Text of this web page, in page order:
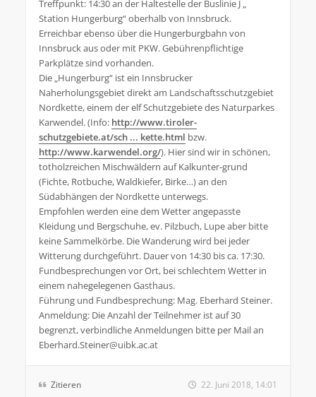
Treffpunkt: 14:30 an der Haltestelle der Buslinie J „
Station Hungerburg“ oberhalb von Innsbruck.
Erreichbar ebenso über die Hungerburgbahn von
Innsbruck aus oder mit PKW. Gebührenpflichtige
Parkplätze sind vorhanden.
Die „Hungerburg“ ist ein Innsbrucker
Naherholungsgebiet direkt am Landschaftsschutzgebiet
Nordkette, einem der elf Schutzgebiete des Naturparkes
Karwendel. (Info: http://www.tiroler-
schutzgebiete.at/sch ... kette.html bzw.
http://www.karwendel.org/). Hier sind wir in schönen,
totholzreichen Mischwäldern auf Kalkunter-grund
(Fichte, Rotbuche, Waldkiefer, Birke…) an den
Südabhängen der Nordkette unterwegs.
Empfohlen werden eine dem Wetter angepasste
Kleidung und Bergschuhe, ev. Pilzbuch, Lupe aber bitte
keine Sammelkörbe. Die Wanderung wird bei jeder
Witterung durchgeführt. Dauer von 14:30 bis ca. 17:30.
Fundbesprechungen vor Ort, bei schlechtem Wetter in
einem nahegelegenen Gasthaus.
Führung und Fundbesprechung: Mag. Eberhard Steiner.
Anmeldung: Die Anzahl der Teilnehmer ist auf 30
begrenzt, verbindliche Anmeldungen bitte per Mail an
Eberhard.Steiner@uibk.ac.at
Zitieren 22. Juni 2018, 14:01